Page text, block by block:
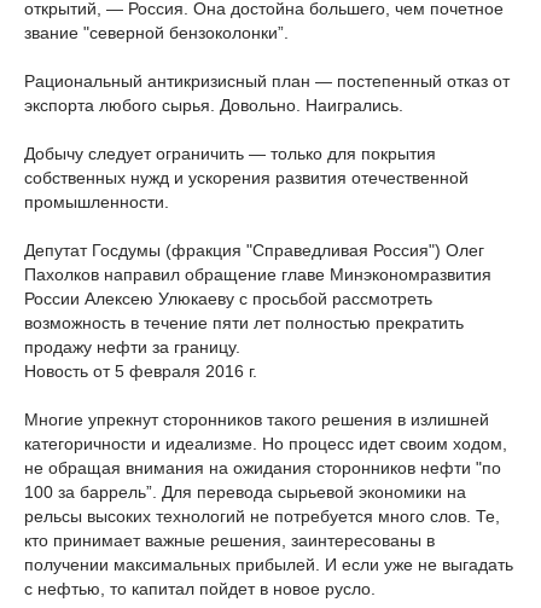
открытий, — Россия. Она достойна большего, чем почетное
звание "северной бензоколонки”.
Рациональный антикризисный план — постепенный отказ от
экспорта любого сырья. Довольно. Наигрались.
Добычу следует ограничить — только для покрытия
собственных нужд и ускорения развития отечественной
промышленности.
Депутат Госдумы (фракция "Справедливая Россия") Олег
Пахолков направил обращение главе Минэкономразвития
России Алексею Улюкаеву с просьбой рассмотреть
возможность в течение пяти лет полностью прекратить
продажу нефти за границу.
Новость от 5 февраля 2016 г.
Многие упрекнут сторонников такого решения в излишней
категоричности и идеализме. Но процесс идет своим ходом,
не обращая внимания на ожидания сторонников нефти "по
100 за баррель”. Для перевода сырьевой экономики на
рельсы высоких технологий не потребуется много слов. Те,
кто принимает важные решения, заинтересованы в
получении максимальных прибылей. И если уже не выгадать
с нефтью, то капитал пойдет в новое русло.